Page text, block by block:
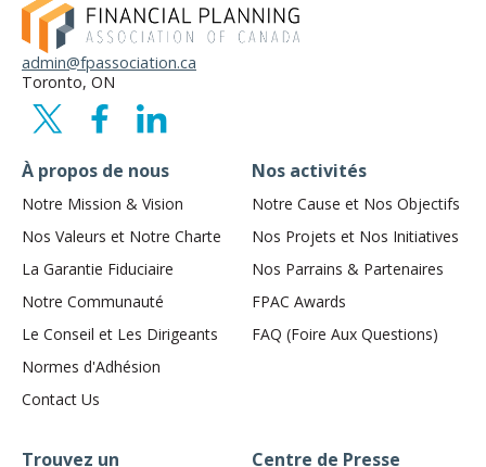
admin@fpassociation.ca
Toronto, ON
À propos de nous
Notre Mission & Vision
Nos Valeurs et Notre Charte
La Garantie Fiduciaire
Notre Communauté
Le Conseil et Les Dirigeants
Normes d'Adhésion
Contact Us
Nos activités
Notre Cause et Nos Objectifs
Nos Projets et Nos Initiatives
Nos Parrains & Partenaires
FPAC Awards
FAQ (Foire Aux Questions)
Trouvez un Centre de Presse